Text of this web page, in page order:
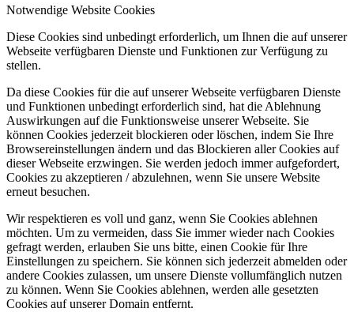
Notwendige Website Cookies
Diese Cookies sind unbedingt erforderlich, um Ihnen die auf unserer
Webseite verfügbaren Dienste und Funktionen zur Verfügung zu
stellen.
Da diese Cookies für die auf unserer Webseite verfügbaren Dienste
und Funktionen unbedingt erforderlich sind, hat die Ablehnung
Auswirkungen auf die Funktionsweise unserer Webseite. Sie
können Cookies jederzeit blockieren oder löschen, indem Sie Ihre
Browsereinstellungen ändern und das Blockieren aller Cookies auf
dieser Webseite erzwingen. Sie werden jedoch immer aufgefordert,
Cookies zu akzeptieren / abzulehnen, wenn Sie unsere Website
erneut besuchen.
Wir respektieren es voll und ganz, wenn Sie Cookies ablehnen
möchten. Um zu vermeiden, dass Sie immer wieder nach Cookies
gefragt werden, erlauben Sie uns bitte, einen Cookie für Ihre
Einstellungen zu speichern. Sie können sich jederzeit abmelden oder
andere Cookies zulassen, um unsere Dienste vollumfänglich nutzen
zu können. Wenn Sie Cookies ablehnen, werden alle gesetzten
Cookies auf unserer Domain entfernt.